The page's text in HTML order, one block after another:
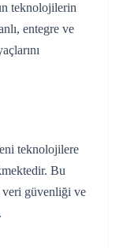
teknolojilerin
entegre ve
teknolojilere
Bu
veri güvenliği ve